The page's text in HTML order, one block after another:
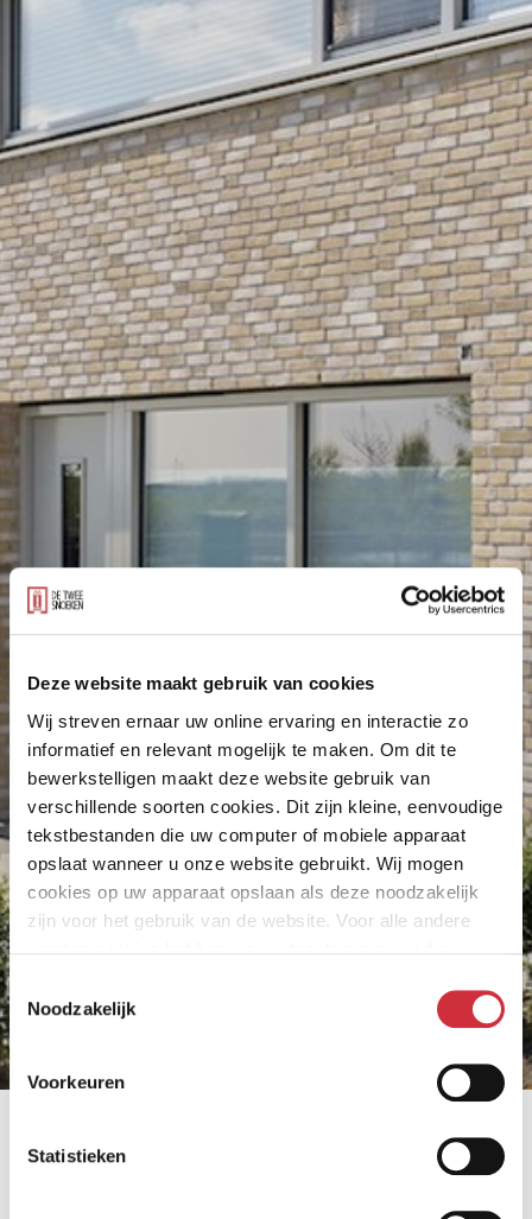
Deze website maakt gebruik van cookies
Wij streven ernaar uw online ervaring en interactie zo
informatief en relevant mogelijk te maken. Om dit te
bewerkstelligen maakt deze website gebruik van
verschillende soorten cookies. Dit zijn kleine, eenvoudige
tekstbestanden die uw computer of mobiele apparaat
opslaat wanneer u onze website gebruikt. Wij mogen
cookies op uw apparaat opslaan als deze noodzakelijk
zijn voor het gebruik van de website. Voor alle andere
Toestemmingsselectie
Noodzakelijk
Voorkeuren
Statistieken
Hustenweg Empel 's-
Hertogenbosch
Bewaren